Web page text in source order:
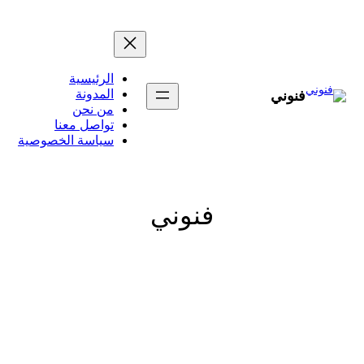
فنوني
الرئيسية
المدونة
من نحن
تواصل معنا
سياسة الخصوصية
فنوني